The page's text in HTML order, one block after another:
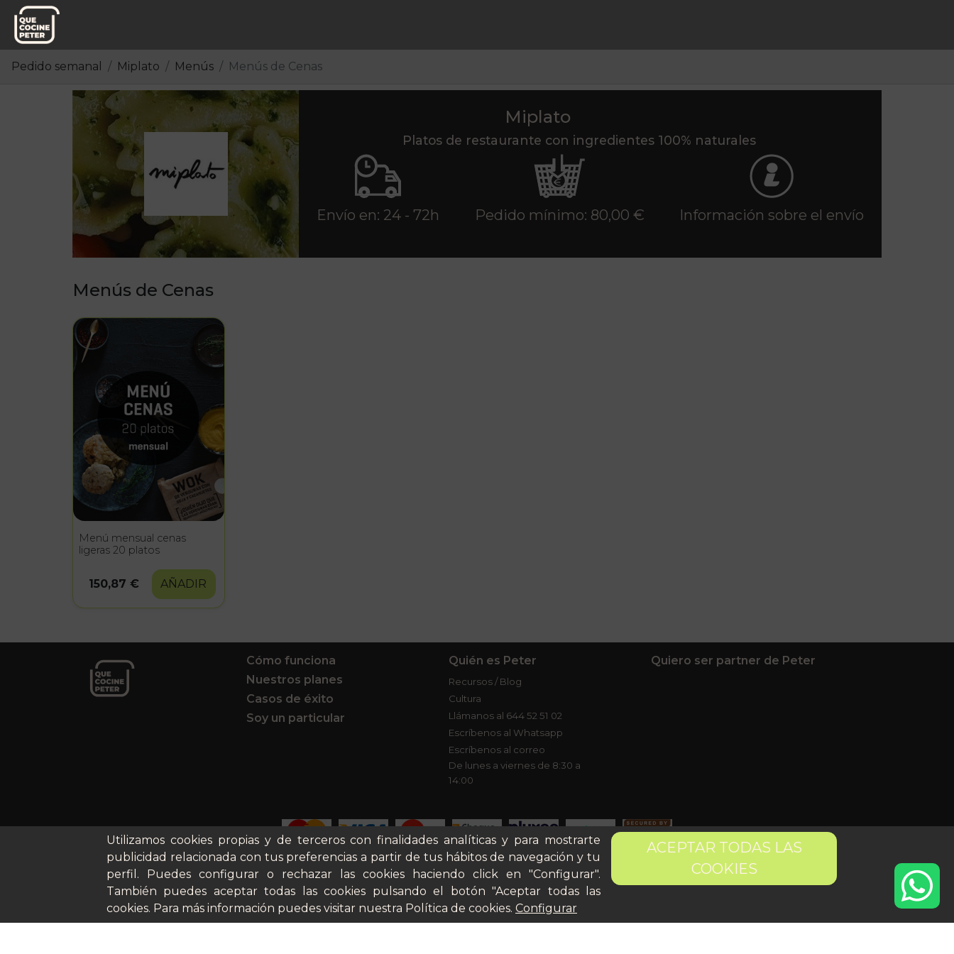
Pedido semanal Miplato Menús Menús de Cenas
Miplato
Platos de restaurante con ingredientes 100% naturales
Envío en: 24 - 72h Pedido mínimo: 80,00 € Información sobre el envío
Menús de Cenas
Menú mensual cenas
ligeras 20 platos
150,87 € AÑADIR
Utilizamos cookies propias y de terceros con finalidades analíticas y para mostrarte
publicidad relacionada con tus preferencias a partir de tus hábitos de navegación y tu
perfil. Puedes configurar o rechazar las cookies haciendo click en "Configurar".
También puedes aceptar todas las cookies pulsando el botón "Aceptar todas las
cookies. Para más información puedes visitar nuestra Política de cookies. Configurar
ACEPTAR TODAS LAS
COOKIES
Cómo funciona
Nuestros planes
Casos de éxito
Soy un particular
Quién es Peter
Recursos / Blog
Cultura
Llámanos al 644 52 51 02
Escríbenos al Whatsapp
Escríbenos al correo
De lunes a viernes de 8:30 a
14:00
Quiero ser partner de Peter
Aviso legal Términos y condiciones Pago seguro Gestión de Cookies